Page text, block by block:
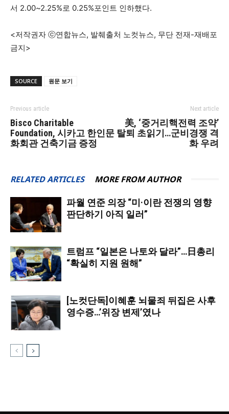
서 2.00~2.25%로 0.25%포인트 인하했다.
<저작권자 ⓒ연합뉴스, 발췌출처 노컷뉴스, 무단 전재-재배포
금지>
SOURCE 원문 보기
Previous article
Bisco Charitable
Foundation, 시카고 한인문
화회관 건축기금 증정
Next article
美, ‘중거리핵전력 조약’
탈퇴 초읽기…군비경쟁 격
화 우려
RELATED ARTICLES MORE FROM AUTHOR
파월 연준 의장 “미·이란 전쟁의 영향
판단하기 아직 일러”
트럼프 “일본은 나토와 달라”…日총리
“확실히 지원 원해”
[노컷단독]이혜훈 뇌물죄 뒤집은 사후
영수증…’위장 변제’였나